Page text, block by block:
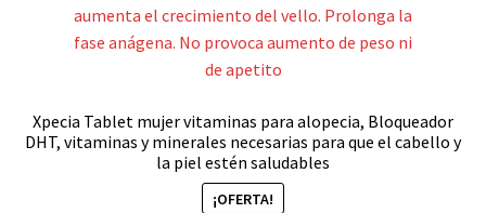
pueden
elegir
página
de
Xpecia Tablet mujer vitaminas para alopecia, Bloqueador
DHT, vitaminas y minerales necesarias para que el cabello y
la piel estén saludables
¡OFERTA!